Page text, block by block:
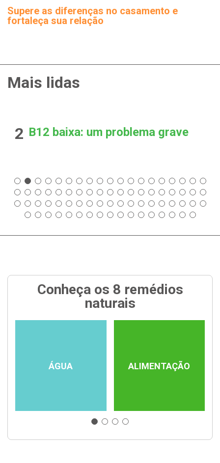
Supere as diferenças no casamento e
fortaleça sua relação
Mais lidas
2 B12 baixa: um problema grave
Conheça os 8 remédios
naturais
ÁGUA ALIMENTAÇÃO